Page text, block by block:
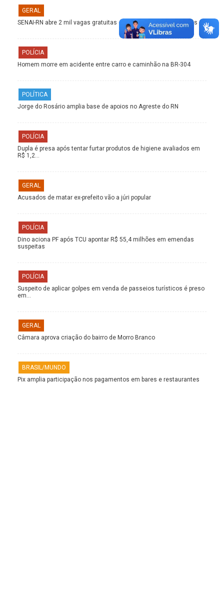
GERAL
SENAI-RN abre 2 mil vagas gratuitas em cursos EAD; veja opções
POLÍCIA
Homem morre em acidente entre carro e caminhão na BR-304
POLÍTICA
Jorge do Rosário amplia base de apoios no Agreste do RN
POLÍCIA
Dupla é presa após tentar furtar produtos de higiene avaliados em
R$ 1,2…
GERAL
Acusados de matar ex-prefeito vão a júri popular
POLÍCIA
Dino aciona PF após TCU apontar R$ 55,4 milhões em emendas
suspeitas
POLÍCIA
Suspeito de aplicar golpes em venda de passeios turísticos é preso
em…
GERAL
Câmara aprova criação do bairro de Morro Branco
BRASIL/MUNDO
Pix amplia participação nos pagamentos em bares e restaurantes